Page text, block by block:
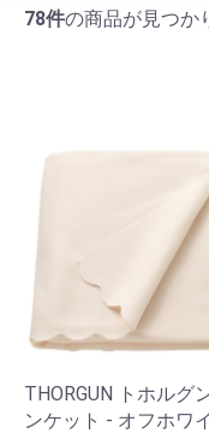
78件の商品が見つか
THORGUN トホルグ
ンケット - オフホワ